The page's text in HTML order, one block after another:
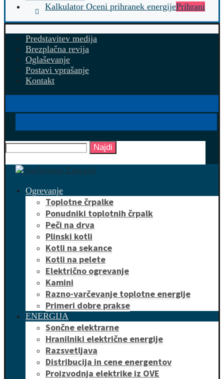
Kalkulator Oceni prihranek energijePrihrani
Predstavitev medija
Brezplačna revija
Oglaševanje
Postavi vprašanje
Kontakt
Najdi
Ogrevanje
Toplotne črpalke
Ponudniki toplotnih črpalk
Peči na drva
Plinski kotli
Kotli na sekance
Kotli na pelete
Električno ogrevanje
Kamini
Razno-varčevanje toplotne energije
Primeri dobre prakse
ENERGIJA
Sončne elektrarne
Hranilniki električne energije
Razsvetljava
Distribucija in cene energentov
Proizvodnja elektrike iz OVE